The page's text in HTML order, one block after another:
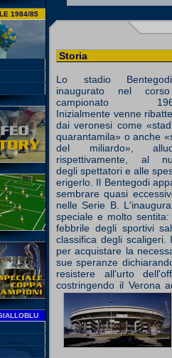
1984/85
Storia
Lo stadio
inaugurato nel
campionato
Inizialmente venne
dai veronesi come
quarantamila» o anche
del miliardo»,
rispettivamente, al
degli spettatori e alle
erigerlo. Il Bentegodi
sembrare quasi
nelle Serie B.
speciale e molto
febbrile degli sportivi
classifica degli
per acquistare la
sue speranze
resistere all'urto
costringendo il Verona